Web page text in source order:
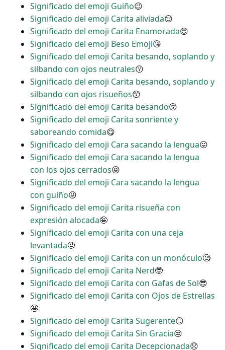
Significado del emoji Guiño😉
Significado del emoji Carita aliviada😌
Significado del emoji Carita Enamorada😍
Significado del emoji Beso Emoji😘
Significado del emoji Carita besando, soplando y
silbando con ojos neutrales😗
Significado del emoji Carita besando, soplando y
silbando con ojos risueños😙
Significado del emoji Carita besando😚
Significado del emoji Carita sonriente y
saboreando comida😋
Significado del emoji Cara sacando la lengua😛
Significado del emoji Cara sacando la lengua
con los ojos cerrados😝
Significado del emoji Cara sacando la lengua
con guiño😜
Significado del emoji Carita risueña con
expresión alocada🤪
Significado del emoji Carita con una ceja
levantada🤨
Significado del emoji Carita con un monóculo🧐
Significado del emoji Carita Nerd🤓
Significado del emoji Carita con Gafas de Sol😎
Significado del emoji Carita con Ojos de Estrellas
🤩
Significado del emoji Carita Sugerente😏
Significado del emoji Carita Sin Gracia😒
Significado del emoji Carita Decepcionada😞